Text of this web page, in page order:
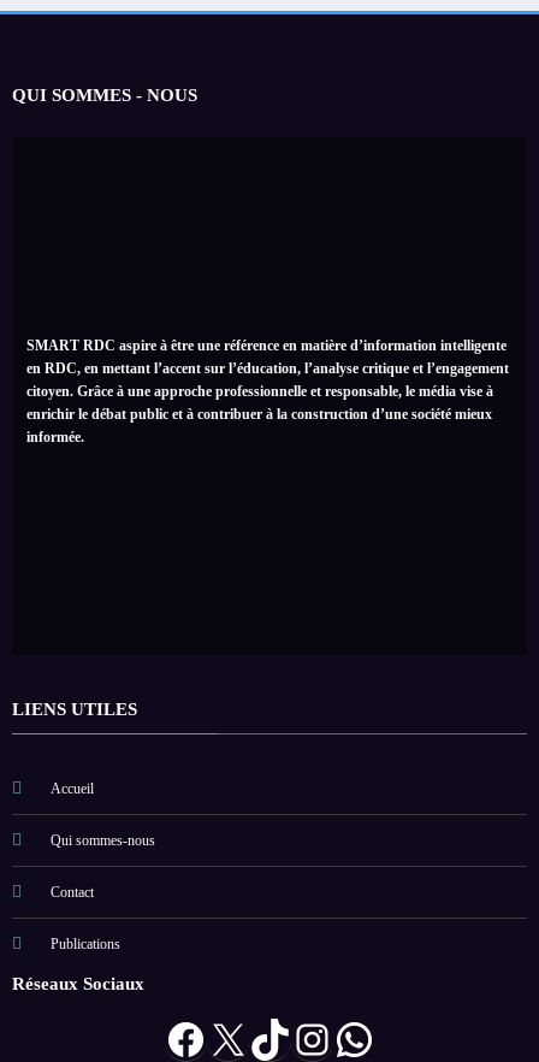
QUI SOMMES - NOUS
SMART RDC aspire à être une référence en matière d’information intelligente
en RDC, en mettant l’accent sur l’éducation, l’analyse critique et l’engagement
citoyen. Grâce à une approche professionnelle et responsable, le média vise à
enrichir le débat public et à contribuer à la construction d’une société mieux
informée.
LIENS UTILES
Accueil
Qui sommes-nous
Contact
Publications
Réseaux Sociaux
Facebook
X TikTok
Instagram
WhatsApp